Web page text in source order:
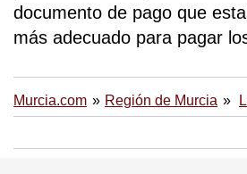
documento de pago que
más adecuado para pagar
Murcia.com Región de Murcia